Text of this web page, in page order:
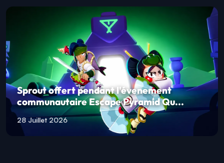
Sprout offert pendant l'évenement
communautaire Escape Pyramid Qu...
28 Juillet 2026